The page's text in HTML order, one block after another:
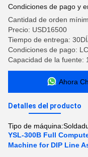
Condiciones de pago y
Cantidad de orden
Precio: USD16500
Tiempo de entrega:
Condiciones de pago:
Capacidad de la fuente:
Ahora
Detalles del producto
Tipo de máquina:
YSL-300B Full
Machine for DIP Line